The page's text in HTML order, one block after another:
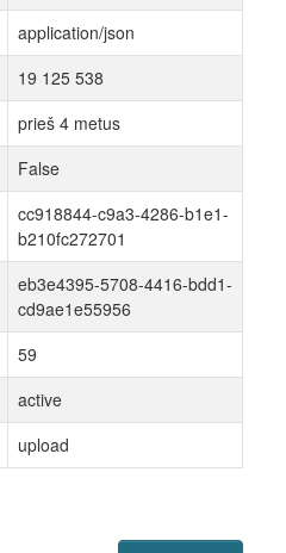
application/json
19 125 538
prieš 4 metus
False
cc918844-c9a3-4286-b1e1-
b210fc272701
eb3e4395-5708-4416-bdd1-
cd9ae1e55956
59
active
upload